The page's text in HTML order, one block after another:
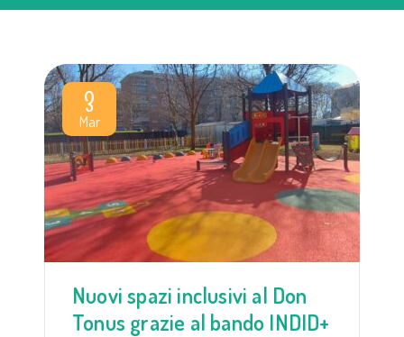
3
Mar
Nuovi spazi inclusivi al Don
Tonus grazie al bando INDID+